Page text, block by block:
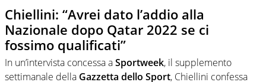
Chiellini: “Avrei dato l’addio alla
Nazionale dopo Qatar 2022 se ci
fossimo qualificati”
In un’intervista concessa aSportweek, il supplemento
settimanale della Gazzetta dello Sport, Chiellini confessa